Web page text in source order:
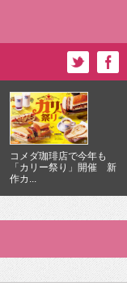
コメダ珈琲店で今年も
「カリー祭り」開催 新
作カ...